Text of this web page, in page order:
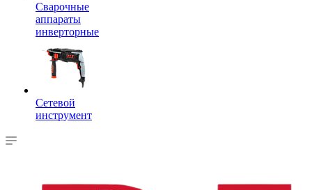
Сварочные
аппараты
инверторные
Сетевой
инструмент